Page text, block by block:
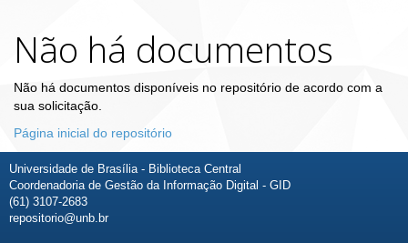
Não há documentos
Não há documentos disponíveis no repositório de acordo com a
sua solicitação.
Página inicial do repositório
Universidade de Brasília - Biblioteca Central
Coordenadoria de Gestão da Informação Digital - GID
(61) 3107-2683
repositorio@unb.br